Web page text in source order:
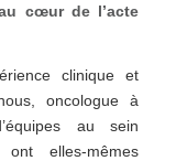
cœur de l’acte
clinique et
oncologue à
au sein
ont elles-mêmes